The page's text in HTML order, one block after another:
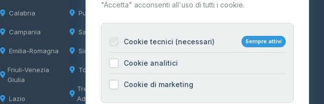
Calabria
Campania
Emilia-Romagna
Friuli-Venezia
Giulia
Lazio
Puglia
Sardegna
Sicilia
Toscana
Trentino-Alto
Adige
Contatti
Per gestori
Informazioni legali
Privacy Policy
Cookie Policy
"Accetta" acconsenti all'uso di tutti i cookie.
Cookie tecnici (necessari) Sempre attivi
Cookie analitici
Cookie di marketing